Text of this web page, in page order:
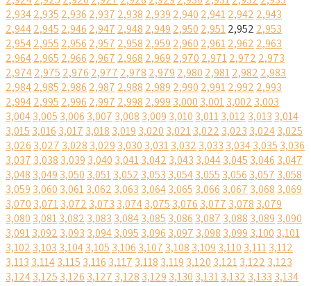
2,9342,935 2,936 2,937 2,938 2,939 2,940 2,9412,942 2,943
2,9442,945 2,946 2,947 2,948 2,949 2,950 2,9512,952 2,953
2,9542,955 2,956 2,957 2,958 2,959 2,960 2,9612,962 2,963
2,9642,965 2,966 2,967 2,968 2,969 2,970 2,9712,972 2,973
2,9742,975 2,976 2,977 2,978 2,979 2,980 2,9812,982 2,983
2,9842,985 2,986 2,987 2,988 2,989 2,990 2,9912,992 2,993
2,9942,995 2,996 2,997 2,998 2,999 3,000 3,0013,002 3,003
3,0043,005 3,006 3,007 3,008 3,009 3,010 3,0113,012 3,013 3,014
3,015 3,016 3,017 3,018 3,019 3,020 3,0213,022 3,023 3,0243,025
3,026 3,027 3,028 3,029 3,030 3,0313,032 3,033 3,0343,035 3,036
3,037 3,038 3,039 3,040 3,0413,042 3,043 3,0443,045 3,046 3,047
3,048 3,049 3,050 3,0513,052 3,053 3,0543,055 3,056 3,057 3,058
3,059 3,060 3,0613,062 3,063 3,0643,065 3,066 3,067 3,068 3,069
3,070 3,0713,072 3,073 3,0743,075 3,076 3,077 3,078 3,079
3,080 3,0813,082 3,083 3,0843,085 3,086 3,087 3,088 3,089 3,090
3,0913,092 3,093 3,0943,095 3,096 3,097 3,098 3,099 3,100 3,101
3,102 3,103 3,1043,105 3,106 3,107 3,108 3,109 3,110 3,1113,112
3,113 3,1143,115 3,116 3,117 3,118 3,119 3,120 3,1213,122 3,123
3,1243,125 3,126 3,127 3,128 3,129 3,130 3,1313,132 3,133 3,134